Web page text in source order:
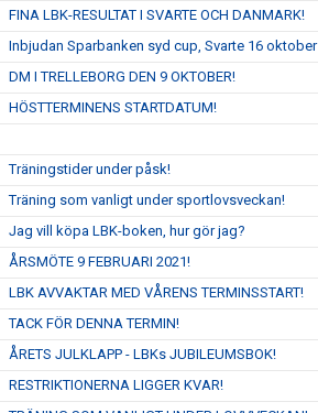
FINA LBK-RESULTAT I SVARTE OCH DANMARK!
Inbjudan Sparbanken syd cup, Svarte 16 oktober
DM I TRELLEBORG DEN 9 OKTOBER!
HÖSTTERMINENS STARTDATUM!
Träningstider under påsk!
Träning som vanligt under sportlovsveckan!
Jag vill köpa LBK-boken, hur gör jag?
ÅRSMÖTE 9 FEBRUARI 2021!
LBK AVVAKTAR MED VÅRENS TERMINSSTART!
TACK FÖR DENNA TERMIN!
ÅRETS JULKLAPP - LBKs JUBILEUMSBOK!
RESTRIKTIONERNA LIGGER KVAR!